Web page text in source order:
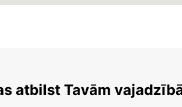
atbilst Tavām